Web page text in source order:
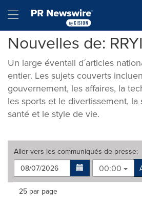
Hamburger menu
Nouvelles de:
Un large éventail d´articles
entier. Les sujets couverts
gouvernement, les affaires, la
les sports et le divertissement, la
santé et le style de vie.
Aller vers les communiqués de presse:
00:00
Making
Items per page:
25 par page